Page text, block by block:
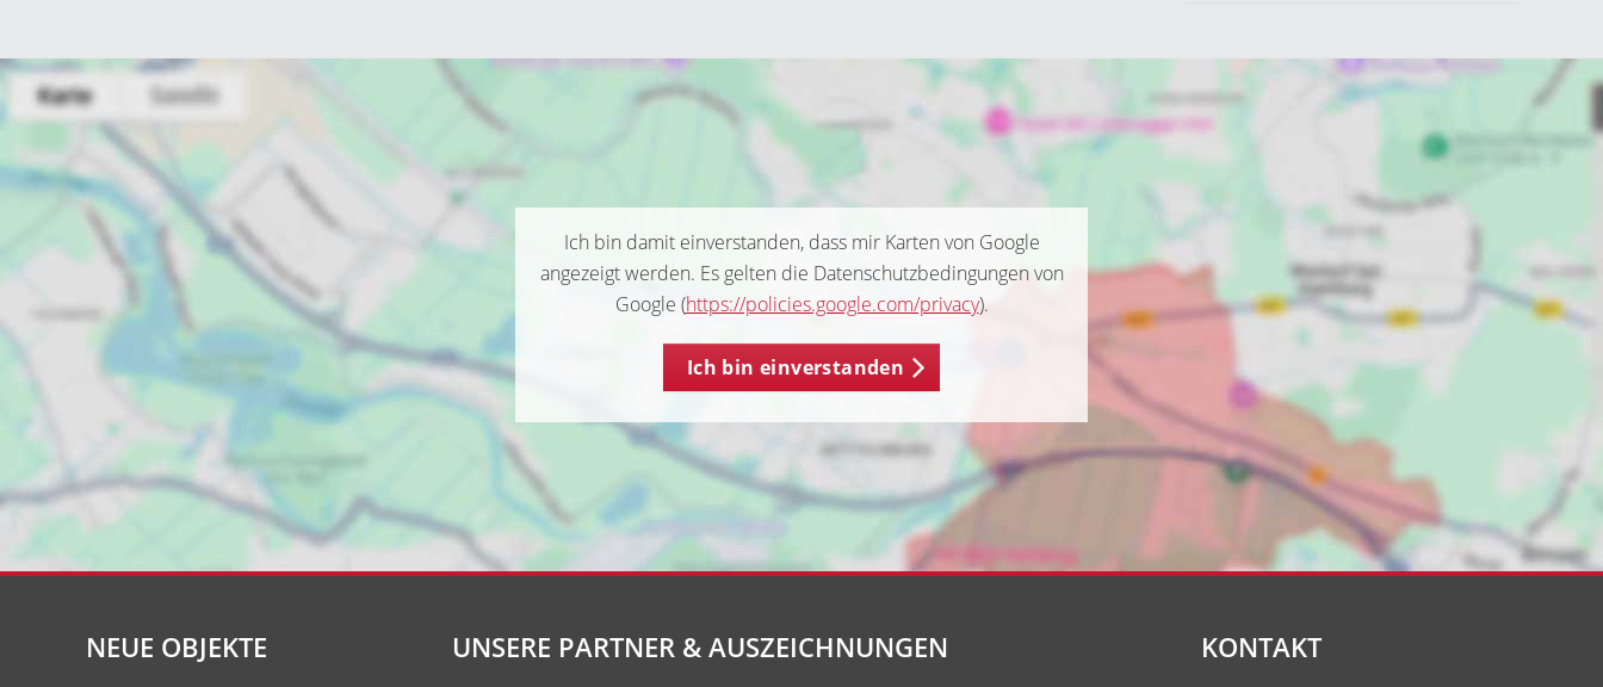
Ich bin damit einverstanden, dass mir Karten von Google
angezeigt werden. Es gelten die Datenschutzbedingungen von
Google (https://policies.google.com/privacy).
Ich bin einverstanden
NEUE OBJEKTE UNSERE PARTNER & AUSZEICHNUNGEN KONTAKT